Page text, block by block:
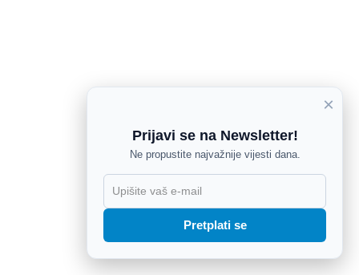
×
Prijavi se na Newsletter!
Ne propustite najvažnije vijesti dana.
Pretplati se